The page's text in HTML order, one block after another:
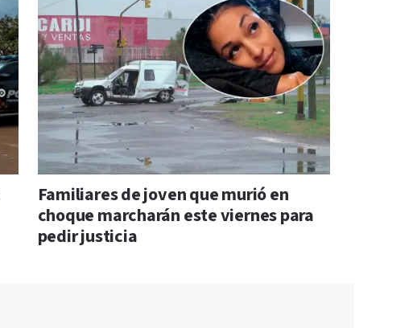
Familiares de joven que murió en
choque marcharán este viernes para
pedir justicia